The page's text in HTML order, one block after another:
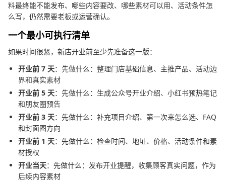
料最终能不能发布、哪些内容要改、哪些素材可以用、活动条件怎
么写，仍然需要老板或运营确认。
一个最小可执行清单
如果时间很紧，新店开业前至少先准备这一版：
开业前 7 天：先做什么：整理门店基础信息、主推产品、活动边
界和真实素材
开业前 5 天：先做什么：生成公众号开业介绍、小红书预热笔记
和朋友圈预告
开业前 3 天：先做什么：补充项目介绍、第一次来怎么选、FAQ
和封面图方向
开业前 1 天：先做什么：检查时间、地址、价格、活动条件和素
材授权
开业当天：先做什么：发布开业提醒，收集顾客真实问题，作为
后续内容素材